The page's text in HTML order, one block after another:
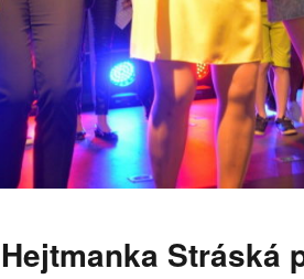
Hejtmanka Stráská